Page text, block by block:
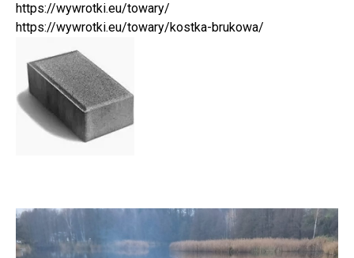
https://wywrotki.eu/towary/
https://wywrotki.eu/towary/kostka-brukowa/